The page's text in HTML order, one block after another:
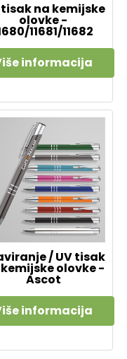
tisak na kemijske
olovke -
11681/11682
informacija
/ UV tisak
olovke -
Ascot
informacija